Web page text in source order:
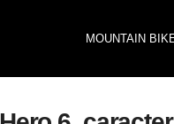
MOUNTAIN